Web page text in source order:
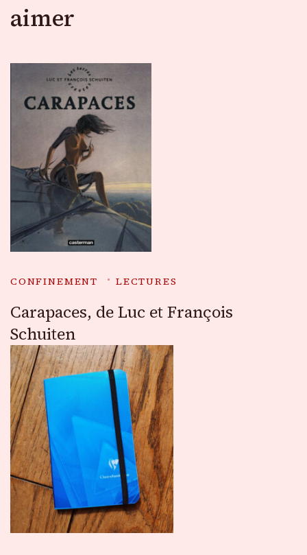
aimer
CONFINEMENT LECTURES
Carapaces, de Luc et François
Schuiten